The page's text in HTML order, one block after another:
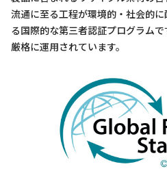
流通に至る工程が環境的・社会的
る国際的な第三者認証プログラムで
厳格に運用されています。